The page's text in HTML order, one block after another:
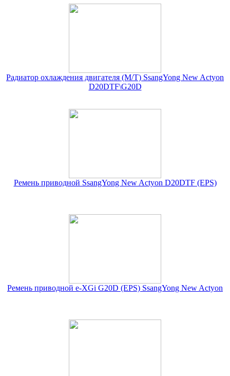
Радиатор охлаждения двигателя (М/Т) SsangYong New Actyon
D20DTF\G20D
Ремень приводной SsangYong New Actyon D20DTF (EPS)
Ремень приводной e-XGi G20D (EPS) SsangYong New Actyon